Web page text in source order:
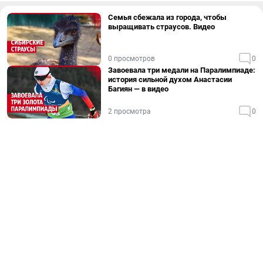
Семья сбежала из города, чтобы
выращивать страусов. Видео
0 просмотров 0
Завоевала три медали на Паралимпиаде:
история сильной духом Анастасии
Багиян — в видео
2 просмотра 0